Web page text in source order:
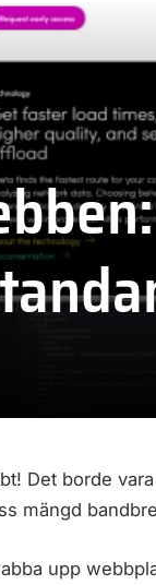
Det borde
mängd
upp